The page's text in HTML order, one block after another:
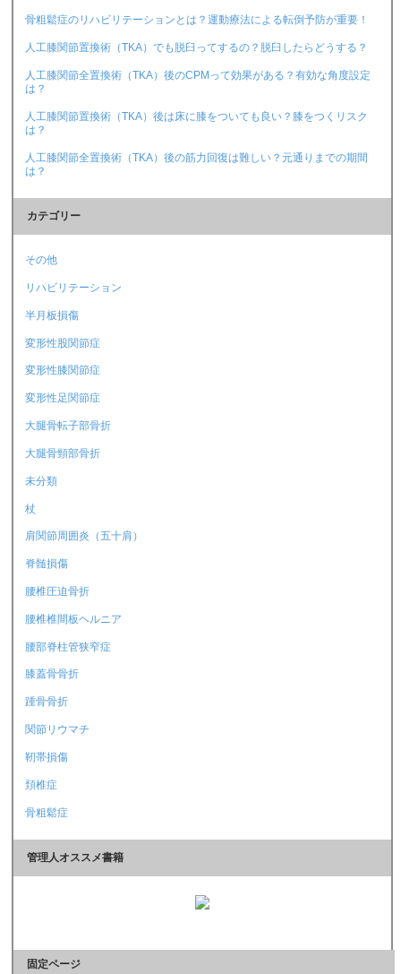
骨粗鬆症のリハビリテーションとは？運動療法による転倒予防が重要！
人工膝関節置換術（TKA）でも脱臼ってするの？脱臼したらどうする？
人工膝関節全置換術（TKA）後のCPMって効果がある？有効な角度設定
は？
人工膝関節置換術（TKA）後は床に膝をついても良い？膝をつくリスク
は？
人工膝関節全置換術（TKA）後の筋力回復は難しい？元通りまでの期間
は？
カテゴリー
その他
リハビリテーション
半月板損傷
変形性股関節症
変形性膝関節症
変形性足関節症
大腿骨転子部骨折
大腿骨頸部骨折
未分類
杖
肩関節周囲炎（五十肩）
脊髄損傷
腰椎圧迫骨折
腰椎椎間板ヘルニア
腰部脊柱管狭窄症
膝蓋骨骨折
踵骨骨折
関節リウマチ
靭帯損傷
頚椎症
骨粗鬆症
管理人オススメ書籍
固定ページ